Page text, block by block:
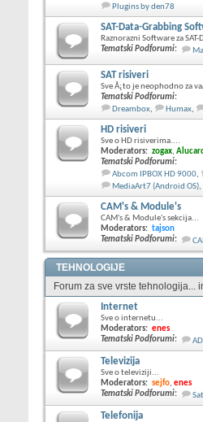
Plugins by den78
SAT-Data-Grabbing
Raznorazni Software za SAT-
Tematski Podforumi:
SAT risiveri
Sve Å¡to je neophodno za
Tematski Podforumi:
Dreambox, Humax,
HD risiveri
Sve o HD risiverima....
Moderators: zogax, Alucard
Tematski Podforumi:
Abcom IPBOX HD 9000,
MediaArt7 (Android OS),
CAM's & Module's
CAM's & Module's sekcija...
Moderators: tajson
Tematski Podforumi:
TEHNOLOGIJE
Forum za sve vrste tehnologija...
Internet
Sve o internetu...
Moderators: enes
Tematski Podforumi:
Televizija
Sve o televiziji...
Moderators: sejfo, enes
Tematski Podforumi:
Telefonija